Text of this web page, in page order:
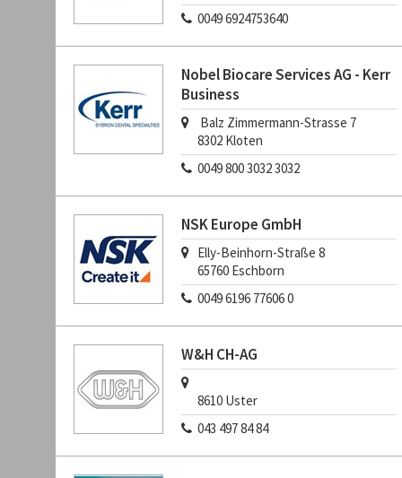
0049 6924753640
Nobel Biocare Services AG - Kerr
Business
Balz Zimmermann-Strasse 7
8302 Kloten
0049 800 3032 3032
NSK Europe GmbH
Elly-Beinhorn-Straße 8
65760 Eschborn
0049 6196 77606 0
W&H CH-AG
8610 Uster
043 497 84 84